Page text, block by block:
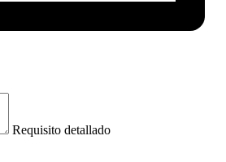
Requisito detallado